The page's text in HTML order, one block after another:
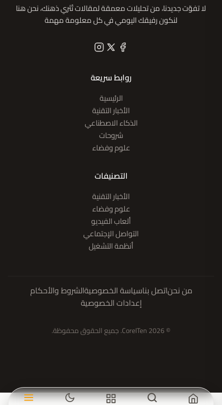
لا تفوّت جديدنا، من تحليلات معمقة لمقالات تُثري ذهنك، نحن هنا
لنكون رفيقك اليومي في كل معلومة مهمة
روابط سريعة
الرئيسية
الأخبار التقنية
الذكاء الاصطناعي
شروحات
علوم وفضاء
التصنيفات
الأخبار التقنية
علوم وفضاء
ألعاب الفيديو
التواصل الإجتماعي
أنظمة التشغيل
من نحناتصل بناسياسة الخصوصيةالشروط والأحكام
إعدادات الخصوصية
© 2026 CoreITen. جميع الحقوق محفوظة.